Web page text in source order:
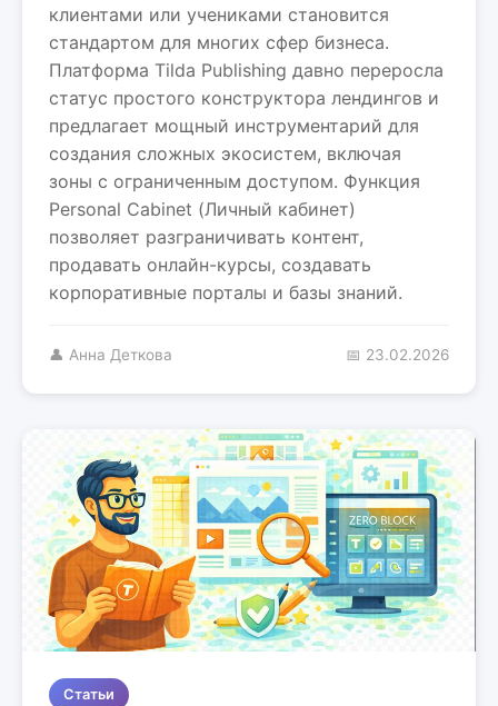
клиентами или учениками становится
стандартом для многих сфер бизнеса.
Платформа Tilda Publishing давно переросла
статус простого конструктора лендингов и
предлагает мощный инструментарий для
создания сложных экосистем, включая
зоны с ограниченным доступом. Функция
Personal Cabinet (Личный кабинет)
позволяет разграничивать контент,
продавать онлайн-курсы, создавать
корпоративные порталы и базы знаний.
👤 Анна Деткова 📅 23.02.2026
Статьи